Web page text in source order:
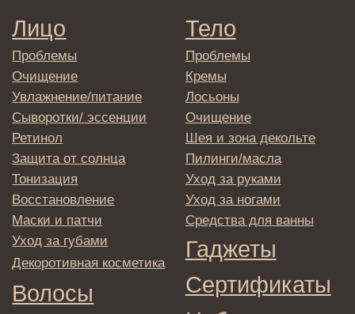
Отправляя адрес электронной почты
вы соглашаетесь с политикой в отношении
обработки персональных данных